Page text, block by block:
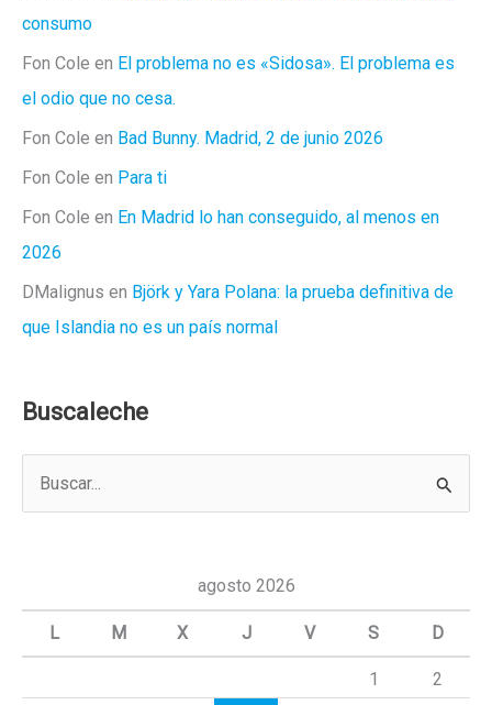
consumo
Fon Cole en El problema no es «Sidosa». El problema es
el odio que no cesa.
Fon Cole en Bad Bunny. Madrid, 2 de junio 2026
Fon Cole en Para ti
Fon Cole en En Madrid lo han conseguido, al menos en
2026
DMalignus en Björk y Yara Polana: la prueba definitiva de
que Islandia no es un país normal
Buscaleche
a
agosto 2026
L M X J V S D
1 2